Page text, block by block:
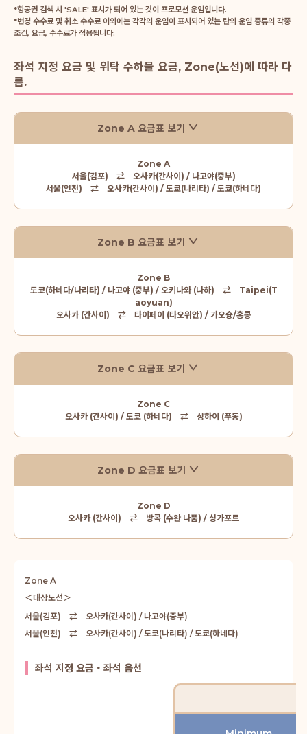
*항공권 검색 시 'SALE' 표시가 되어 있는 것이 프로모션 운임입니다.
*변경 수수료 및 취소 수수료 이외에는 각각의 운임이 표시되어 있는 란의 운임 종류의 각종
조건, 요금, 수수료가 적용됩니다.
좌석 지정 요금 및 위탁 수하물 요금, Zone(노선)에 따라 다
름.
Zone A 요금표 보기
Zone A
서울(김포) ⇄ 오사카(간사이) / 나고야(중부)
서울(인천) ⇄ 오사카(간사이) / 도쿄(나리타) / 도쿄(하네다)
Zone B 요금표 보기
Zone B
도쿄(하네다/나리타) / 나고야 (중부) / 오키나와 (나하) ⇄ Taipei(T
aoyuan)
오사카 (간사이) ⇄ 타이페이 (타오위안) / 가오슝/홍콩
Zone C 요금표 보기
Zone C
오사카 (간사이) / 도쿄 (하네다) ⇄ 상하이 (푸동)
Zone D 요금표 보기
Zone D
오사카 (간사이) ⇄ 방콕 (수완 나품) / 싱가포르
Zone A
＜대상노선＞
서울(김포) ⇄ 오사카(간사이) / 나고야(중부)
서울(인천) ⇄ 오사카(간사이) / 도쿄(나리타) / 도쿄(하네다)
좌석 지정 요금・좌석 옵션